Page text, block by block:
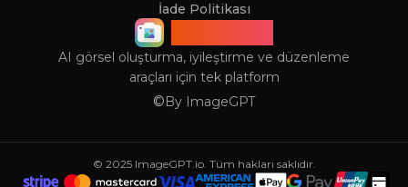
İade Politikası
AI görsel oluşturma, iyileştirme ve düzenleme
araçları için tek platform
©By ImageGPT
© 2025 ImageGPT.io. Tüm hakları saklıdır.